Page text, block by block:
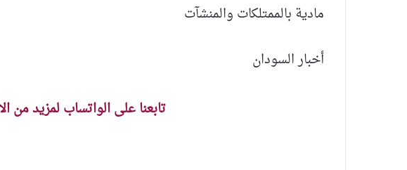
مادية بالممتلكات والمنشآت
أخبار السودان
تابعنا على الواتساب لمزيد من